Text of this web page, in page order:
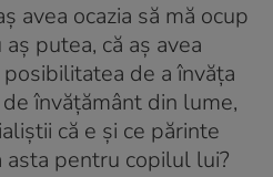
avea ocazia să mă ocup
putea, că aș avea
de a învăța
învățământ din lume,
că e și ce părinte
asta pentru copilul lui?